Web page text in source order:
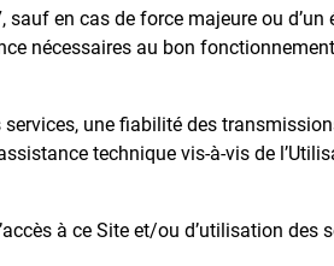
en cas de force majeure ou d’un
nécessaires au bon
une fiabilité des
technique vis-à-vis de
à ce Site et/ou d’utilisation des